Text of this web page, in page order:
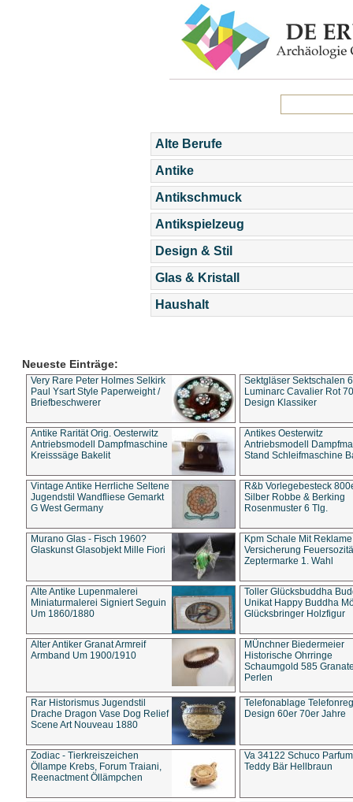
Alte Berufe
Antike
Antikschmuck
Antikspielzeug
Design & Stil
Glas & Kristall
Haushalt
Neueste Einträge:
Very Rare Peter Holmes Selkirk
Paul Ysart Style Paperweight /
Briefbeschwerer
Sektgläser Sektschalen
Luminarc Cavalier Rot
Design Klassiker
Antike Rarität Orig. Oesterwitz
Antriebsmodell Dampfmaschine
Kreisssäge Bakelit
Antikes Oesterwitz
Antriebsmodell
Stand Schleifmaschine
Vintage Antike Herrliche Seltene
Jugendstil Wandfliese Gemarkt
G West Germany
R&b Vorlegebesteck
Silber Robbe & Berking
Rosenmuster 6 Tlg.
Murano Glas - Fisch 1960?
Glaskunst Glasobjekt Mille Fiori
Kpm Schale Mit Reklame
Versicherung
Zeptermarke 1. Wahl
Alte Antike Lupenmalerei
Miniaturmalerei Signiert Seguin
Um 1860/1880
Toller Glücksbuddha
Unikat Happy Buddha
Glücksbringer Holzfigur
Alter Antiker Granat Armreif
Armband Um 1900/1910
MÜnchner Biedermeier
Historische Ohrringe
Schaumgold 585
Perlen
Rar Historismus Jugendstil
Drache Dragon Vase Dog Relief
Scene Art Nouveau 1880
Telefonablage
Design 60er 70er Jahre
Zodiac - Tierkreiszeichen
Öllampe Krebs, Forum Traiani,
Reenactment Öllämpchen
Va 34122 Schuco
Teddy Bär Hellbraun